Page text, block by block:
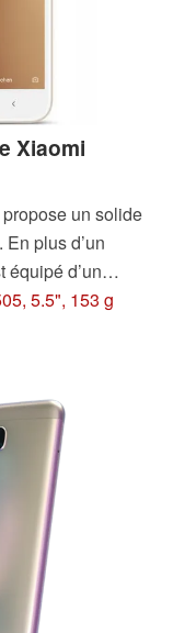
Xiaomi
un solide
plus d’un
équipé d’un
de 200 €. Dans
5.5", 153 g